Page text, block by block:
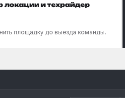
локации и техрайдер
площадку до выезда команды.